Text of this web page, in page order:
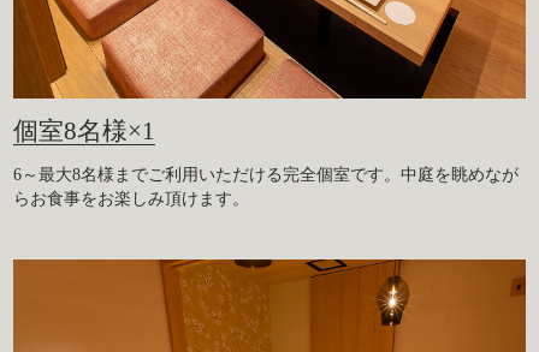
個室8名様×1
6～最大8名様までご利用いただける完全個室です。中庭を眺めなが
らお食事をお楽しみ頂けます。